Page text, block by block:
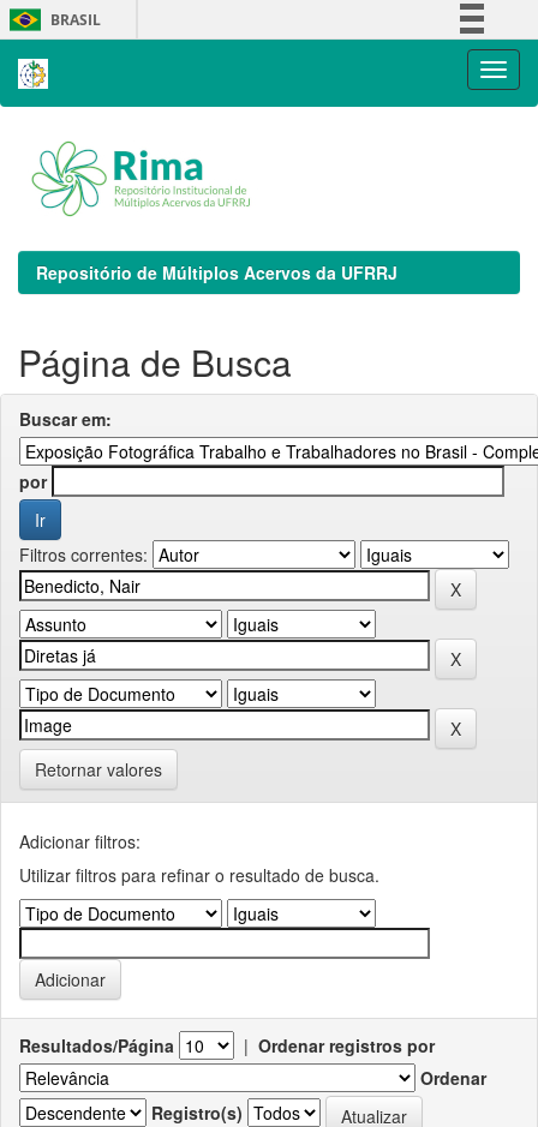
Skip
navigation
BRASIL
Repositório de Múltiplos Acervos da UFRRJ
Página de Busca
Buscar em:
por
Filtros correntes:
Retornar valores
Adicionar filtros:
Utilizar filtros para refinar o resultado de busca.
Resultados/Página | Ordenar registros por
Ordenar
Registro(s)